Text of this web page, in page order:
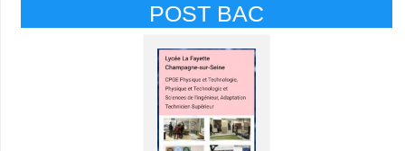
POST BAC